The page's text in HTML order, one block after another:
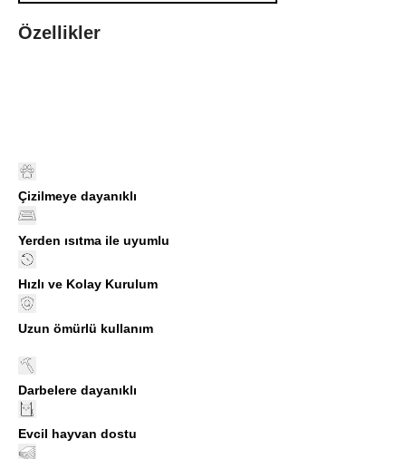
Özellikler
Çizilmeye dayanıklı
Yerden ısıtma ile uyumlu
Hızlı ve Kolay Kurulum
Uzun ömürlü kullanım
Darbelere dayanıklı
Evcil hayvan dostu